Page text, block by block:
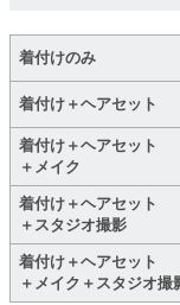
着付けのみ
着付け＋ヘアセット
着付け＋ヘアセット
＋メイク
着付け＋ヘアセット
＋スタジオ撮影
着付け＋ヘアセット
＋メイク＋スタジオ撮